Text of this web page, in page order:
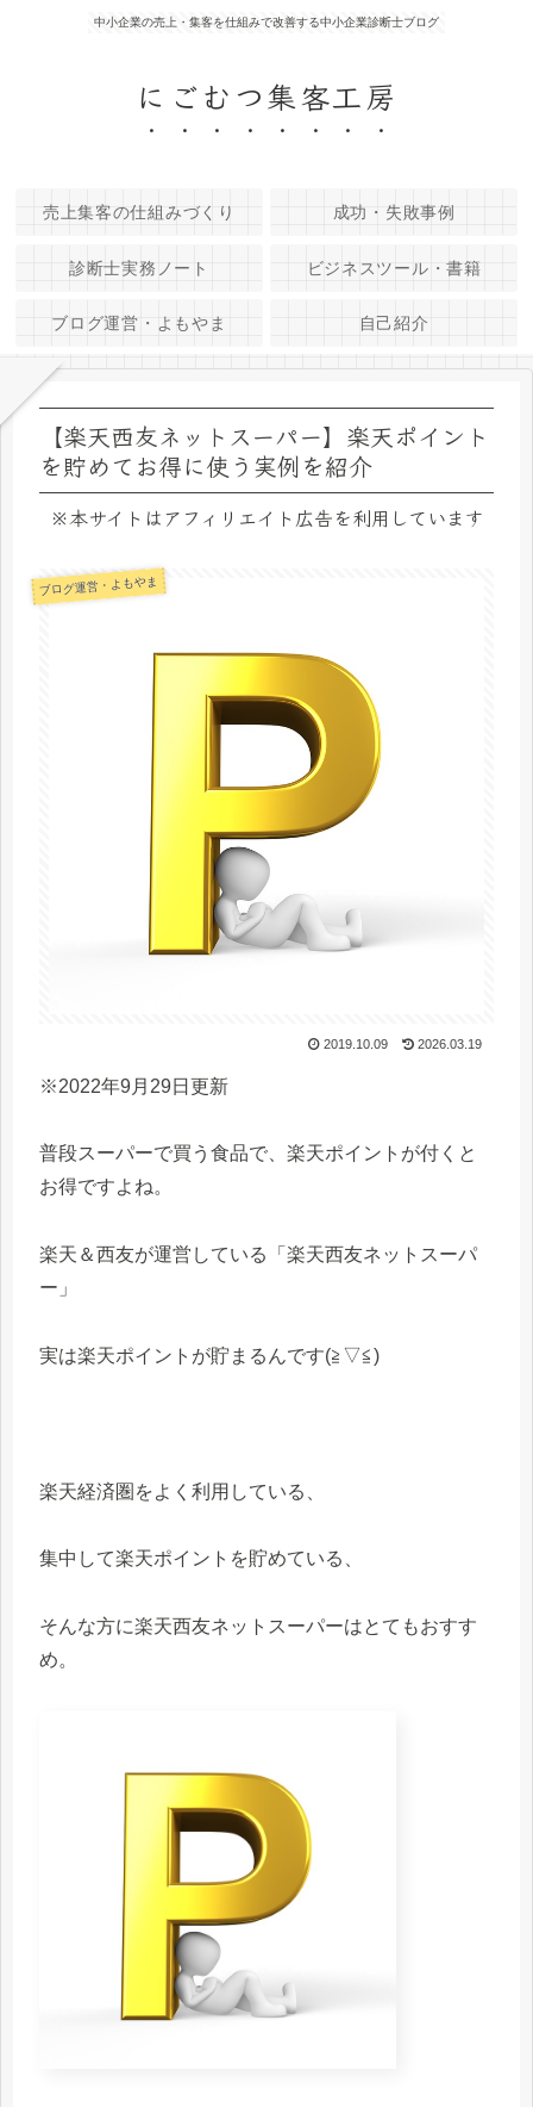
中小企業の売上・集客を仕組みで改善する中小企業診断士ブログ
にごむつ集客工房
売上集客の仕組みづくり 成功・失敗事例
診断士実務ノート ビジネスツール・書籍
ブログ運営・よもやま 自己紹介
【楽天西友ネットスーパー】楽天ポイント
を貯めてお得に使う実例を紹介
※本サイトはアフィリエイト広告を利用しています
ブログ運営・よもやま
2019.10.09 2026.03.19
※2022年9月29日更新
普段スーパーで買う食品で、楽天ポイントが付くと
お得ですよね。
楽天＆西友が運営している「楽天西友ネットスーパ
ー」
実は楽天ポイントが貯まるんです(≧▽≦)
楽天経済圏をよく利用している、
集中して楽天ポイントを貯めている、
そんな方に楽天西友ネットスーパーはとてもおすす
め。